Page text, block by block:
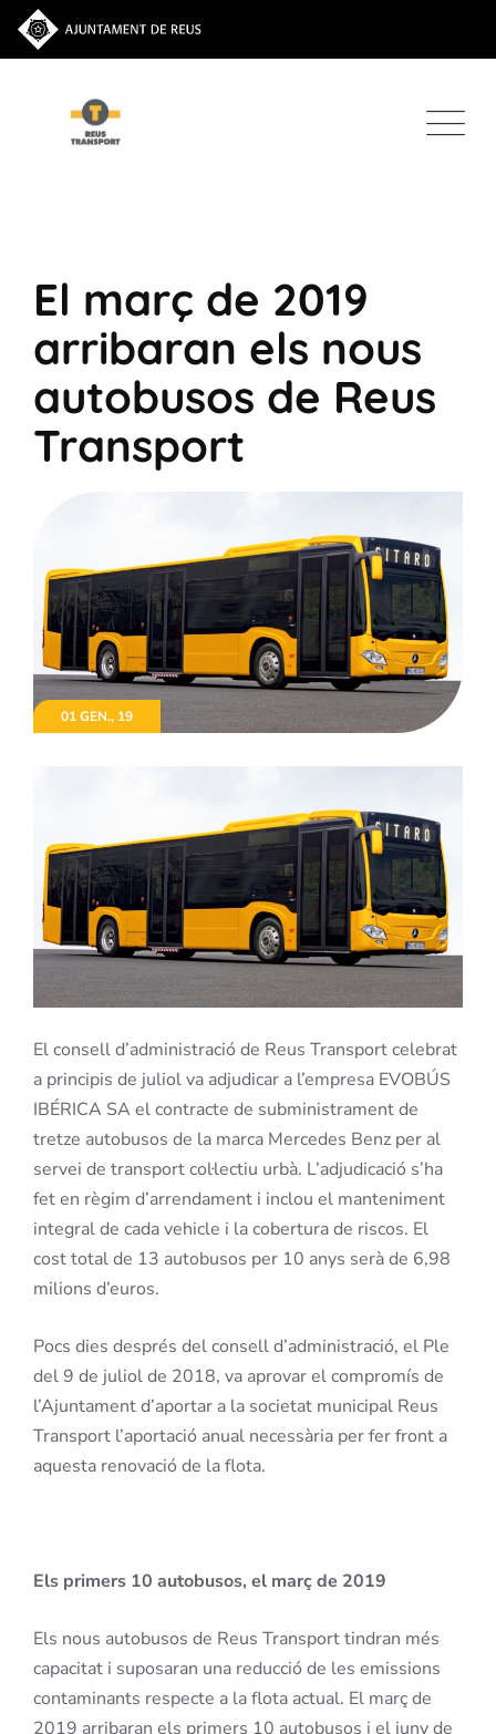
El març de 2019
arribaran els nous
autobusos de Reus
Transport
01 GEN., 19
El consell d’administració de Reus Transport celebrat
a principis de juliol va adjudicar a l’empresa EVOBÚS
IBÉRICA SA el contracte de subministrament de
tretze autobusos de la marca Mercedes Benz per al
servei de transport col·lectiu urbà. L’adjudicació s’ha
fet en règim d’arrendament i inclou el manteniment
integral de cada vehicle i la cobertura de riscos. El
cost total de 13 autobusos per 10 anys serà de 6,98
milions d’euros.
Pocs dies després del consell d’administració, el Ple
del 9 de juliol de 2018, va aprovar el compromís de
l’Ajuntament d’aportar a la societat municipal Reus
Transport l’aportació anual necessària per fer front a
aquesta renovació de la flota.
Els primers 10 autobusos, el març de 2019
Els nous autobusos de Reus Transport tindran més
capacitat i suposaran una reducció de les emissions
contaminants respecte a la flota actual. El març de
2019 arribaran els primers 10 autobusos i el juny de